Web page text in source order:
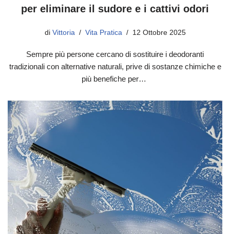
per eliminare il sudore e i cattivi odori
di Vittoria Vita Pratica 12 Ottobre 2025
Sempre più persone cercano di sostituire i deodoranti
tradizionali con alternative naturali, prive di sostanze chimiche e
più benefiche per…